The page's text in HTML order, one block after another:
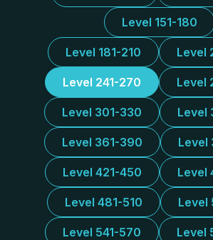
Level 151-180
Level 181-210 Level
Level 241-270 Level
Level 301-330 Level
Level 361-390 Level
Level 421-450 Level
Level 481-510 Level
Level 541-570 Level